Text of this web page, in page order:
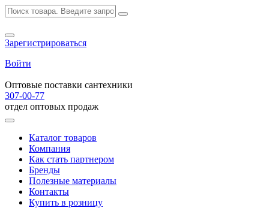
Зарегистрироваться
Войти
Оптовые поставки сантехники
307-00-77
отдел оптовых продаж
Каталог товаров
Компания
Как стать партнером
Бренды
Полезные материалы
Контакты
Купить в розницу